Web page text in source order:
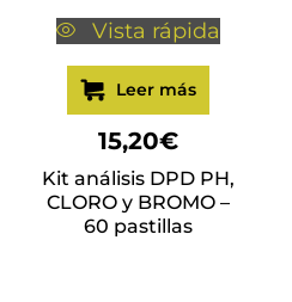
Vista rápida
Leer más
15,20€
Kit análisis DPD PH,
CLORO y BROMO –
60 pastillas